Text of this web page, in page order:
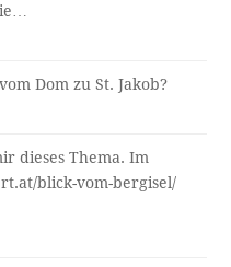
Dom zu St. Jakob?
dieses Thema. Im
blick-vom-bergisel/